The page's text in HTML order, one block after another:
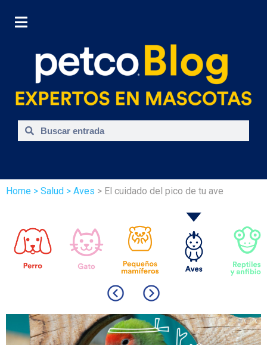
Home > Salud > Aves > El cuidado del pico de tu ave